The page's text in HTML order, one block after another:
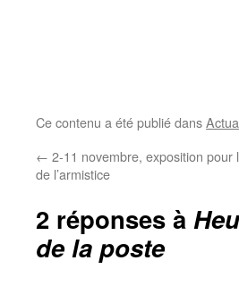
Ce contenu a été publié dans
← 2-11 novembre, exposition pour
de l’armistice
2 réponses à
de la poste